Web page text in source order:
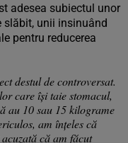
adesea subiectul unor
slăbit, unii insinuând
pentru reducerea
destul de controversat.
care își taie stomacul,
au 10 sau 15 kilograme
am înțeles că
că am făcut